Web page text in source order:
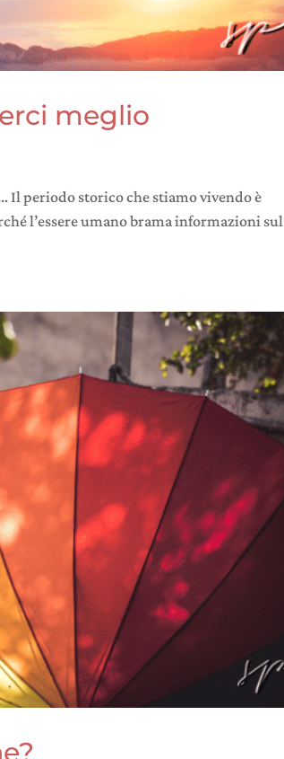
meglio
Il periodo storico che stiamo vivendo è
l’essere umano brama informazioni sul